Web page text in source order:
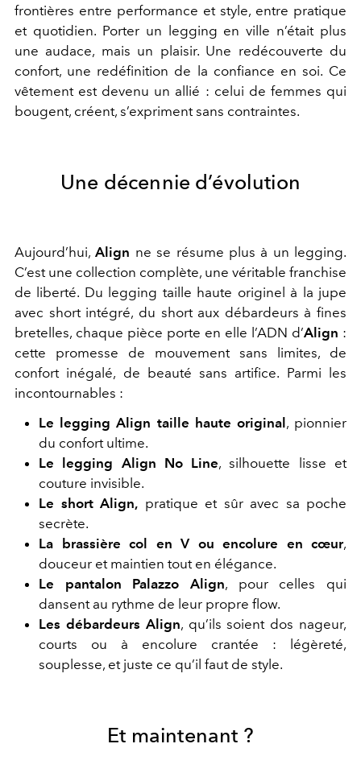
frontières entre performance et style, entre pratique
et quotidien. Porter un legging en ville n’était plus
une audace, mais un plaisir. Une redécouverte du
confort, une redéfinition de la confiance en soi. Ce
vêtement est devenu un allié : celui de femmes qui
bougent, créent, s’expriment sans contraintes.
Une décennie d’évolution
Aujourd’hui,Align ne se résume plus à un legging.
C’est une collection complète, une véritable franchise
de liberté. Du legging taille haute originel à la jupe
avec short intégré, du short aux débardeurs à fines
bretelles, chaque pièce porte en elle l’ADN d’Align :
cette promesse de mouvement sans limites, de
confort inégalé, de beauté sans artifice. Parmi les
incontournables :
Le legging Align taille haute original , pionnier
du confort ultime.
Le legging Align No Line, silhouette lisse et
couture invisible.
Le short Align, pratique et sûr avec sa poche
secrète.
La brassière col en V ou encolure en cœur,
douceur et maintien tout en élégance.
Le pantalon Palazzo Align, pour celles qui
dansent au rythme de leur propre flow.
Les débardeurs Align, qu’ils soient dos nageur,
courts ou à encolure crantée : légèreté,
souplesse, et juste ce qu’il faut de style.
Et maintenant ?